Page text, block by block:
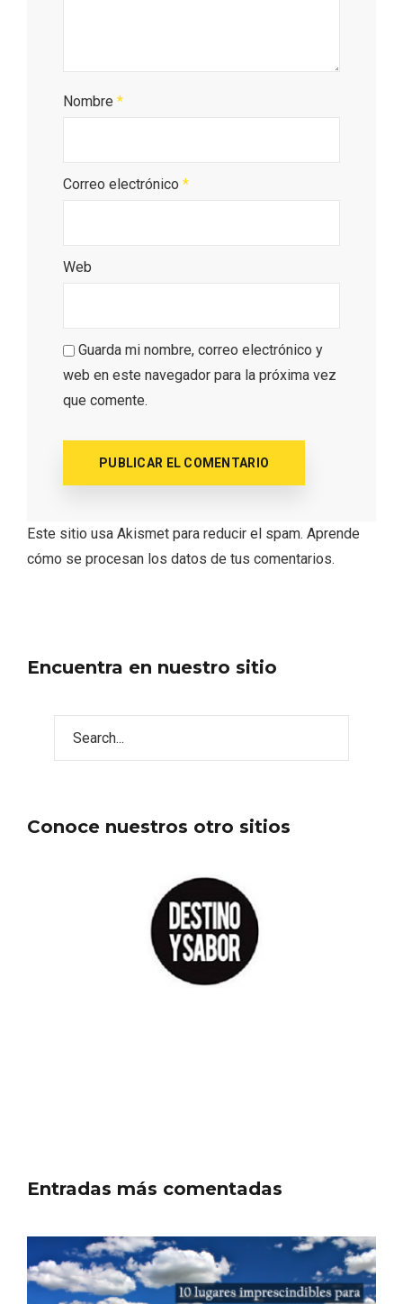
Nombre *
Correo electrónico *
Web
Guarda mi nombre, correo electrónico y
web en este navegador para la próxima vez
que comente.
Este sitio usa Akismet para reducir el spam. Aprende
cómo se procesan los datos de tus comentarios.
Encuentra en nuestro sitio
Conoce nuestros otro sitios
Entradas más comentadas
La zonificación como recurso turístico
IV Edición del Festival de Narración Oral,
Memoria, Tierra y Voz